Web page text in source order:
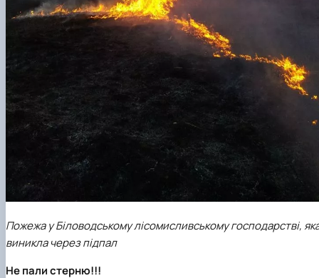
Пожежа у Біловодському лісомисливському господарстві,
виникла через підпал
Не пали стерню!!!